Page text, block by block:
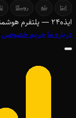
ایتا بله روبیکا
ایذه۲۴— پلتفرم
درباره ماحریم خصوصی